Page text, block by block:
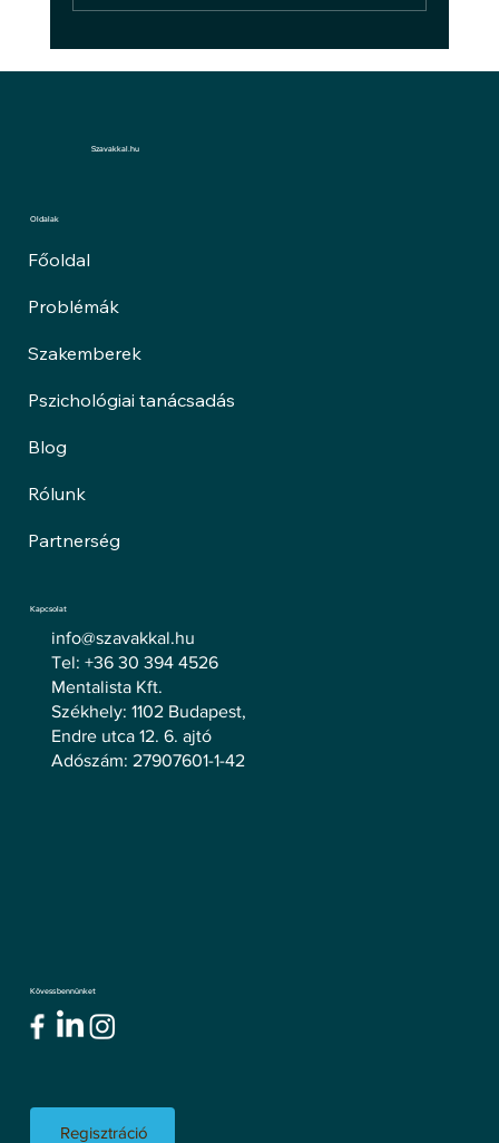
Szavakkal.hu
Oldalak
Főoldal
Problémák
Szakemberek
Pszichológiai tanácsadás
Blog
Rólunk
Partnerség
Kapcsolat
info@szavakkal.hu
Tel: +36 30 394 4526
Mentalista Kft.
Székhely: 1102 Budapest,
Endre utca 12. 6. ajtó
Adószám: 27907601-1-42
Kövess bennünket
Regisztráció